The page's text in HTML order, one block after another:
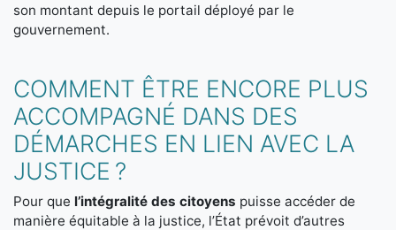
son montant depuis le portail déployé par le
gouvernement.
COMMENT ÊTRE ENCORE PLUS
ACCOMPAGNÉ DANS DES
DÉMARCHES EN LIEN AVEC LA
JUSTICE ?
Pour que l’intégralité des citoyens puisse accéder de
manière équitable à la justice, l’État prévoit d’autres